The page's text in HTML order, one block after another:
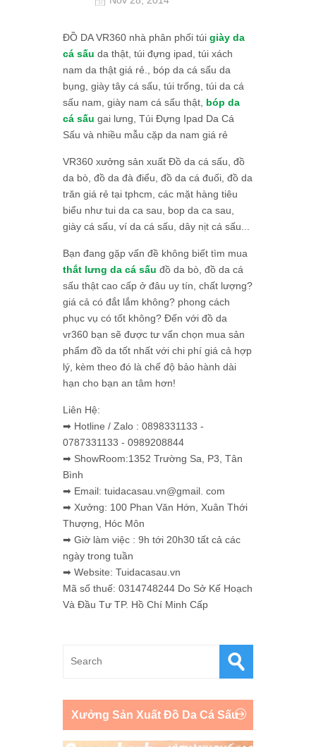
ĐỒ DA VR360 nhà phân phối túi giày da
cá sấu da thật, túi đựng ipad, túi xách
nam da thật giá rẻ., bóp da cá sấu da
bụng, giày tây cá sấu, túi trống, túi da cá
sấu nam, giày nam cá sấu thật, bóp da
cá sấu gai lưng, Túi Đựng Ipad Da Cá
Sấu và nhiều mẫu cặp da nam giá rẻ
VR360 xưởng sản xuất Đồ da cá sấu, đồ
da bò, đồ da đà điểu, đồ da cá đuối, đồ da
trăn giá rẻ tại tphcm, các mặt hàng tiêu
biểu như tui da ca sau, bop da ca sau,
giày cá sấu, ví da cá sấu, dây nịt cá sấu...
Bạn đang gặp vấn đề không biết tìm mua
thắt lưng da cá sấu đồ da bò, đồ da cá
sấu thật cao cấp ở đâu uy tín, chất lượng?
giá cả có đắt lắm không? phong cách
phục vụ có tốt không? Đến với đồ da
vr360 bạn sẽ được tư vấn chọn mua sản
phẩm đồ da tốt nhất với chi phí giá cả hợp
lý, kèm theo đó là chế độ bảo hành dài
hạn cho bạn an tâm hơn!
Liên Hệ:
➡ Hotline / Zalo : 0898331133 -
0787331133 - 0989208844
➡ ShowRoom:1352 Trường Sa, P3, Tân
Bình
➡ Email: tuidacasau.vn@gmail. com
➡ Xưởng: 100 Phan Văn Hớn, Xuân Thới
Thượng, Hóc Môn
➡ Giờ làm việc : 9h tới 20h30 tất cả các
ngày trong tuần
➡ Website: Tuidacasau.vn
Mã số thuế: 0314748244 Do Sở Kế Hoạch
Và Đầu Tư TP. Hồ Chí Minh Cấp
Xưởng Sản Xuất Đồ Da Cá Sấu